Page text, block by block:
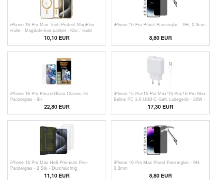
iPhone 16 Pro Max Tech-Protect MagFlex
Hülle - MagSafe-kompatibel - Klar / Gold
10,10 EUR
iPhone 16 Pro Privat Panzerglas - 9H, 0.3mm
8,80 EUR
iPhone 16 Pro PanzerGlass Classic Fit
Panzerglas - 9H
22,80 EUR
iPhone 15 Pro/15 Pro Max/16 Pro/16 Pro Max
Beline PD 3.0 USB-C GaN Ladegerät - 30W -
17,30 EUR
iPhone 16 Pro Max Hofi Premium Pro+
Panzerglas - 2 Stk - Durchsichtig
11,10 EUR
iPhone 16 Pro Max Privat Panzerglas - 9H,
0.3mm
8,80 EUR